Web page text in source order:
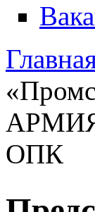
Вы здесь
ОПК